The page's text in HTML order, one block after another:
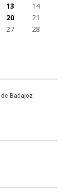
13
14
20
21
27
28